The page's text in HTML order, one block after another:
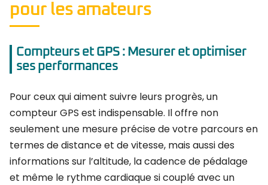
pour les amateurs
Compteurs et GPS : Mesurer et optimiser
ses performances
Pour ceux qui aiment suivre leurs progrès, un
compteur GPS est indispensable. Il offre non
seulement une mesure précise de votre parcours en
termes de distance et de vitesse, mais aussi des
informations sur l’altitude, la cadence de pédalage
et même le rythme cardiaque si couplé avec un